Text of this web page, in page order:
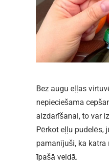
Bez augu eļļas
nepieciešama
aizdarīšanai, to var
Pērkot eļļu pudelēs,
pamanījuši, ka
īpašā veidā.